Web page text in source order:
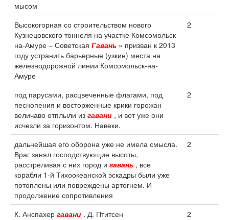
мысом
Высокогорная со строительством нового
Кузнецовского тоннеля на участке Комсомольск-
на-Амуре – Советская Гавань » призван к 2013
году устранить барьерные (узкие) места на
железнодорожной линии Комсомольск-на-
Амуре
2
под парусами, расцвеченные флагами, под
песнопения и восторженные крики горожан
величаво отплыли из гавани , и вот уже они
исчезли за горизонтом. Навеки.
2
дальнейшая его оборона уже не имела смысла.
Враг занял господствующие высоты,
расстреливая с них город и гавань , все
корабли 1-й Тихоокеанской эскадры были уже
потоплены или повреждены артогнем. И
продолжение сопротивления
2
К. Анспахер гавани . Д. Птитсен
2